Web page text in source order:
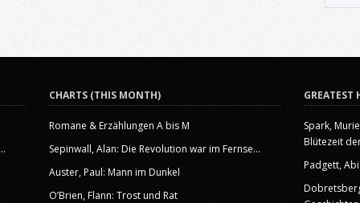
CHARTS (THIS MONTH)
Romane & Erzählungen A bis M
Sepinwall, Alan: Die Revolution war im Fernse...
Auster, Paul: Mann im Dunkel
O’Brien, Flann: Trost und Rat
GREATEST
Spark,
Blütezeit
Padgett,